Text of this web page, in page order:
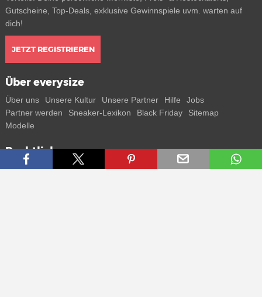
Gutscheine, Top-Deals, exklusive Gewinnspiele uvm. warten auf
dich!
JETZT REGISTRIEREN
Über everysize
Über uns Unsere Kultur Unsere Partner Hilfe
Jobs
Partner werden
Sneaker-Lexikon Black Friday
Sitemap
Modelle
Rechtliches
AGB Datenschutz Impressum Kontakt